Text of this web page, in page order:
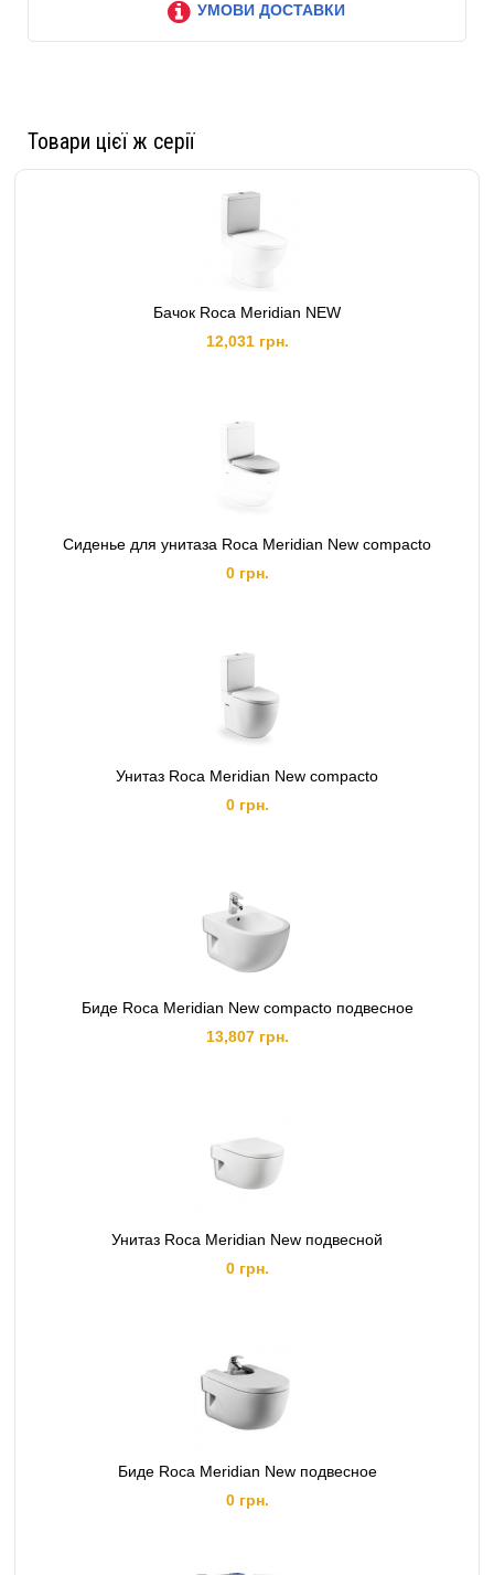
УМОВИ ДОСТАВКИ
Товари цієї ж серії
Бачок Roca Meridian NEW
12,031 грн.
Сиденье для унитаза Roca Meridian New compacto
0 грн.
Унитаз Roca Meridian New compacto
0 грн.
Биде Roca Meridian New compacto подвесное
13,807 грн.
Унитаз Roca Meridian New подвесной
0 грн.
Биде Roca Meridian New подвесное
0 грн.